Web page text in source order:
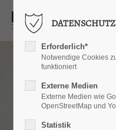
LOGIN
Benutzername
Passwort
Erforderlich*
Notwendige Cookies
funktioniert
Externe Medien
Externe Medien wie
OpenStreetMap und
Statistik